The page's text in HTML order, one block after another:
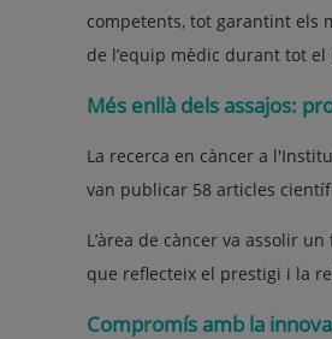
competents, tot garantint els
de l’equip mèdic durant tot el
Més enllà dels assajos:
La recerca en càncer a
van publicar 58 articles
L’àrea de càncer va assolir
que reflecteix el prestigi i la
Compromís amb la